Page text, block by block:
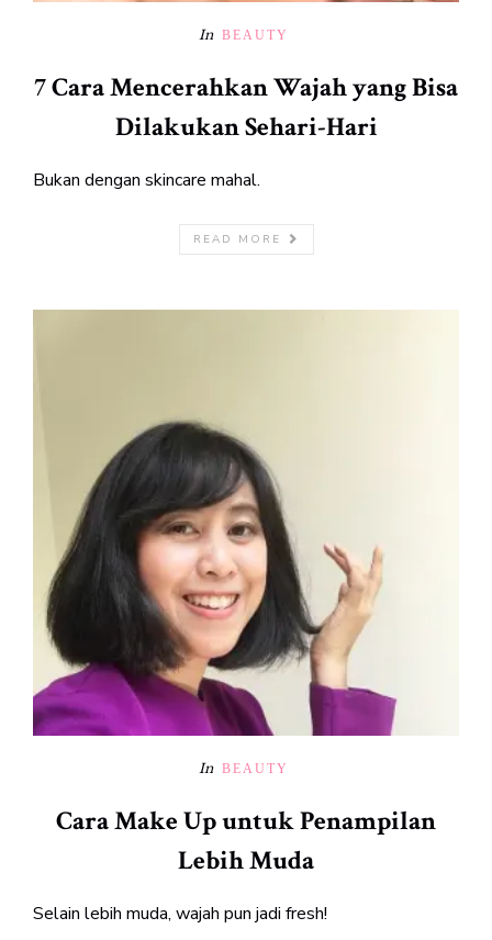
In BEAUTY
7 Cara Mencerahkan Wajah yang Bisa
Dilakukan Sehari-Hari
Bukan dengan skincare mahal.
READ MORE
In BEAUTY
Cara Make Up untuk Penampilan
Lebih Muda
Selain lebih muda, wajah pun jadi fresh!